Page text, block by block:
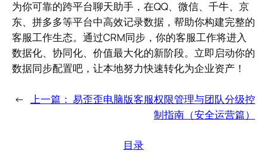
为你可靠的跨平台聊天助手，在QQ、微信、千牛、京
东、拼多多等平台中高效记录数据，帮助你构建完整的
客服工作生态。通过CRM同步，你的客服工作将进入
数据化、协同化、价值最大化的新阶段。立即启动你的
数据同步配置吧，让本地努力快速转化为企业资产！
← 上一篇： 易歪歪电脑版客服权限管理与团队分级控
制指南（安全运营篇）
目录